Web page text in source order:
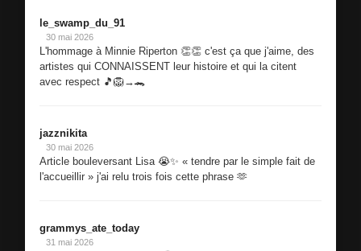
le_swamp_du_91
30 mai 2026
L'hommage à Minnie Riperton 👏👏 c'est ça que j'aime, des
artistes qui CONNAISSENT leur histoire et qui la citent
avec respect 🎵🦁→🐊
jazznikita
30 mai 2026
Article bouleversant Lisa 😭✨ « tendre par le simple fait de
l'accueillir » j'ai relu trois fois cette phrase 🫶
grammys_ate_today
31 mai 2026